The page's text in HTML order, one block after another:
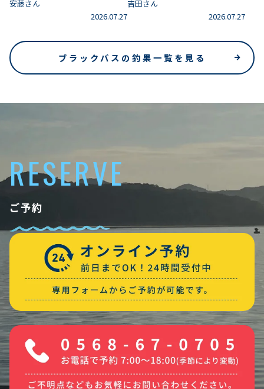
安藤さん
2026.07.27
吉田さん
2026.07.27
ブラックバスの釣果一覧を見る
RESERVE
ご予約